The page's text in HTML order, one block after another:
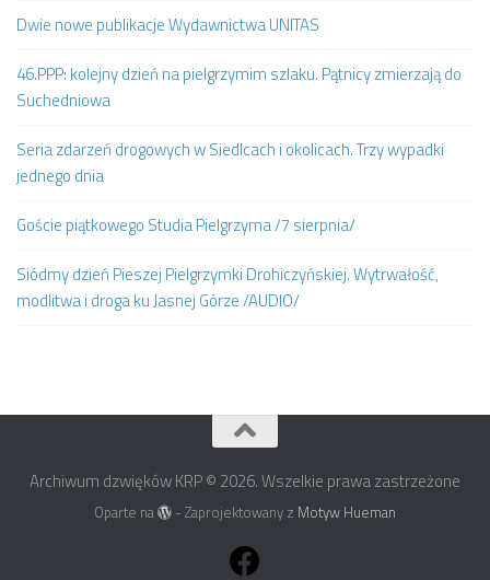
Dwie nowe publikacje Wydawnictwa UNITAS
46.PPP: kolejny dzień na pielgrzymim szlaku. Pątnicy zmierzają do
Suchedniowa
Seria zdarzeń drogowych w Siedlcach i okolicach. Trzy wypadki
jednego dnia
Goście piątkowego Studia Pielgrzyma /7 sierpnia/
Siódmy dzień Pieszej Pielgrzymki Drohiczyńskiej. Wytrwałość,
modlitwa i droga ku Jasnej Górze /AUDIO/
Archiwum dzwięków KRP © 2026. Wszelkie prawa zastrzeżone
Oparte na - Zaprojektowany z Motyw Hueman